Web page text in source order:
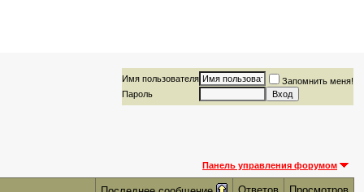
Имя пользователя
Запомнить меня!
Пароль
Панель управления форумом